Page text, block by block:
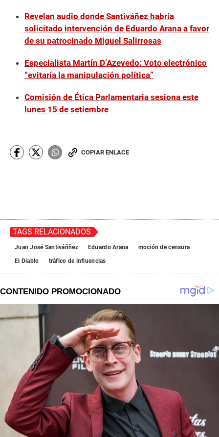
Revelan audio donde Santiváñez habría
solicitado intervención de Eduardo Arana a favor
de su patrocinado Miguel Salirrosas
Especialista Martín D’Azevedo: Voto electrónico
“evitaría la manipulación política”
Comisión de Ética Parlamentaria sesiona este
lunes 15 de setiembre
COPIAR ENLACE
TAGS RELACIONADOS
Juan José Santiváññez Eduardo Arana
moción de censura
El Diablo
tráfico de influencias